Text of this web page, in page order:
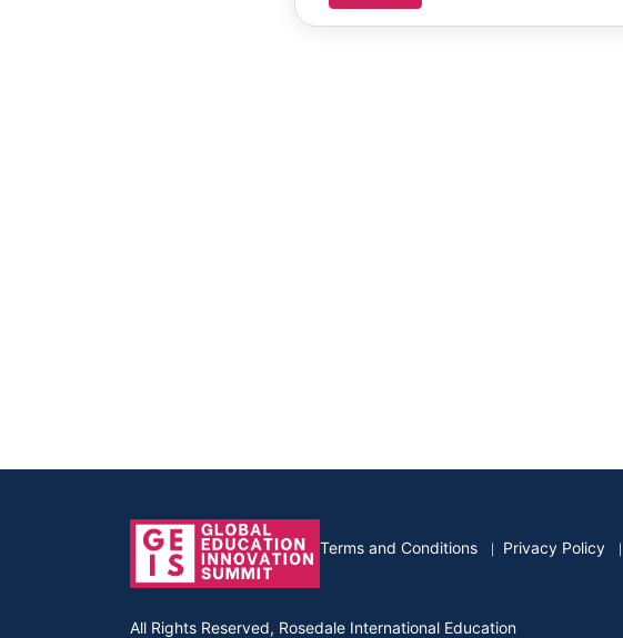
Terms and Conditions Privacy Policy
All Rights Reserved, Rosedale International Education